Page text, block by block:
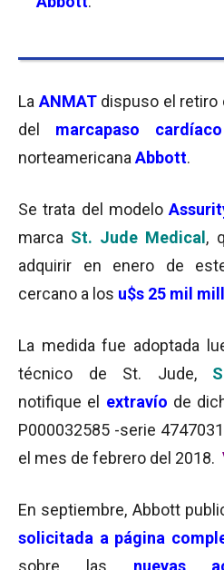
La ANMAT dispuso el retiro
del marcapaso
norteamericana Abbott.
Se trata del modelo
marca St. Jude Medical ,
adquirir en enero de
cercano a los u$s 25 mil
La medida fue adoptada
técnico de St. Jude,
notifique el extravío de
P000032585 -serie
el mes de febrero del 2018.
En septiembre, Abbott
solicitada a página
sobre las nuevas